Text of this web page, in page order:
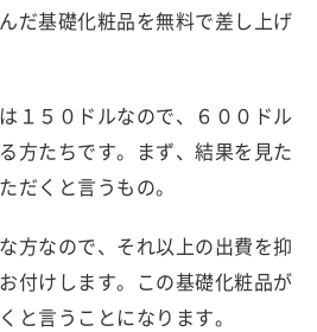
だ基礎化粧品を無料で差し上げ
１５０ドルなので、６００ドル
方たちです。まず、結果を見た
だくと言うもの。
方なので、それ以上の出費を抑
付けします。この基礎化粧品が
と言うことになります。